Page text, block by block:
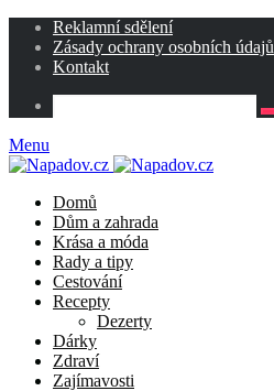
Reklamní sdělení
Zásady ochrany osobních údajů
Kontakt
Menu
Domů
Dům a zahrada
Krása a móda
Rady a tipy
Cestování
Recepty
Dezerty
Dárky
Zdraví
Zajímavosti